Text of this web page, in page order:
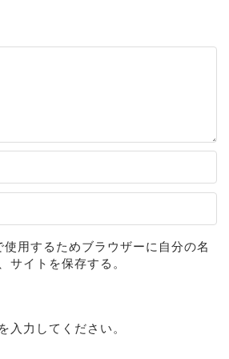
使用するためブラウザーに自分の名
サイトを保存する。
入力してください。